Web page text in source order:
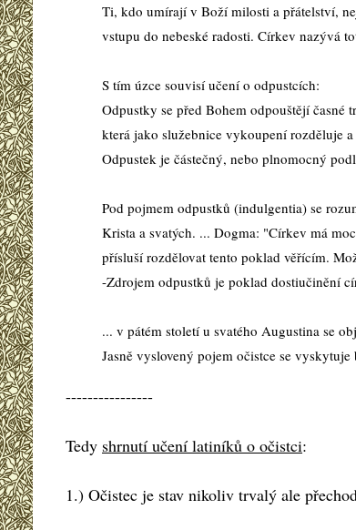
Ti, kdo umírají v Boží milosti a přátelství,
vstupu do nebeské radosti. Církev nazývá
S tím úzce souvisí učení o odpustcích:
Odpustky se před Bohem odpouštějí
která jako služebnice vykoupení rozděluje
Odpustek je částečný, nebo plnomocný
Pod pojmem odpustků (indulgentia) se
Krista a svatých. ... Dogma: "Církev má
přísluší rozdělovat tento poklad věřícím.
-Zdrojem odpustků je poklad dostiučinění
... v pátém století u svatého Augustina se
Jasně vyslovený pojem očistce se
----------------
Tedy shrnutí učení latiníků o očistci:
1.) Očistec je stav nikoliv trvalý ale